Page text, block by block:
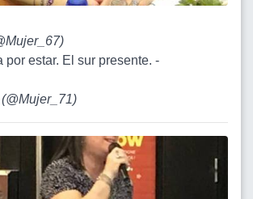
)
por estar. El sur presente. -
(@Mujer_71)